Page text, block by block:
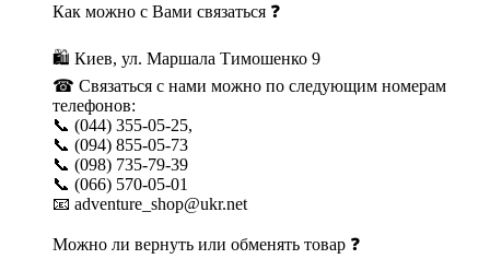
Как можно с Вами связаться ❓
🛍 Киев, ул. Маршала Тимошенко 9
☎ Связаться с нами можно по следующим номерам
телефонов:
📞 (044) 355-05-25,
📞 (094) 855-05-73
📞 (098) 735-79-39
📞 (066) 570-05-01
📧 adventure_shop@ukr.net
Можно ли вернуть или обменять товар ❓